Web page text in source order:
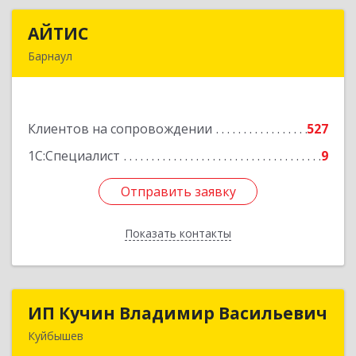
АЙТИС
Барнаул
Клиентов на сопровождении
527
1С:Специалист
9
Отправить заявку
Показать контакты
Подробнее
Отправить заявку
Назад
ИП Кучин Владимир Васильевич
Куйбышев
ИП Кучин Владимир Васильевич